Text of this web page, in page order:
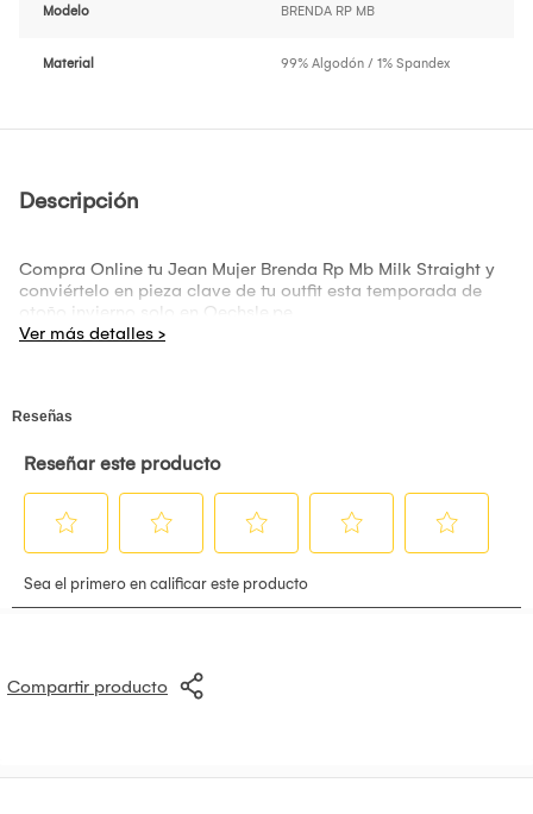
Modelo BRENDA RP MB
Material 99% Algodón / 1% Spandex
Descripción
Compra Online tu Jean Mujer Brenda Rp Mb Milk Straight y
conviértelo en pieza clave de tu outfit esta temporada de
otoño invierno solo en Oechsle.pe
Compartir producto